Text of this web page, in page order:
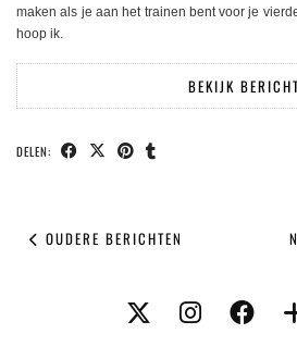
maken als je aan het trainen bent voor je
hoop ik.
BEKIJK
DELEN:
OUDERE BERICHTEN